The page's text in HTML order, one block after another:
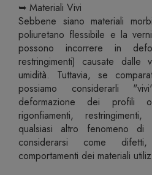
➥ Materiali Vivi
Sebbene siano materiali
poliuretano flessibile e la
possono incorrere in
restringimenti) causate dalle
umidità. Tuttavia, se
possiamo considerarli
deformazione dei profili
rigonfiamenti,
qualsiasi altro fenomeno
considerarsi come
comportamenti dei materiali